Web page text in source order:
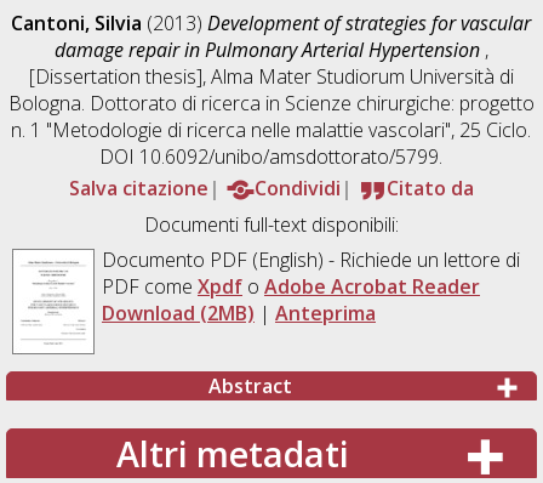
Cantoni, Silvia (2013)Development of strategies for vascular
damage repair in Pulmonary Arterial Hypertension ,
[Dissertation thesis], Alma Mater Studiorum Università di
Bologna. Dottorato di ricerca in Scienze chirurgiche: progetto
n. 1 "Metodologie di ricerca nelle malattie vascolari", 25 Ciclo.
DOI 10.6092/unibo/amsdottorato/5799.
Salva citazione
Condividi
Citato da
Documenti full-text disponibili:
Documento PDF(English) - Richiede un lettore di
PDF come Xpdfo Adobe Acrobat Reader
Download (2MB) | Anteprima
Abstract
Altri metadati